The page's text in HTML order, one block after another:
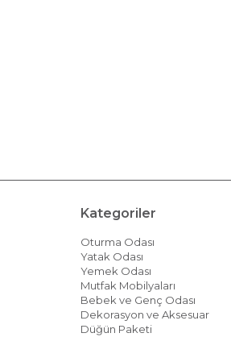
Kategoriler
Oturma Odası
Yatak Odası
Yemek Odası
Mutfak Mobilyaları
Bebek ve Genç Odası
Dekorasyon ve Aksesuar
Düğün Paketi